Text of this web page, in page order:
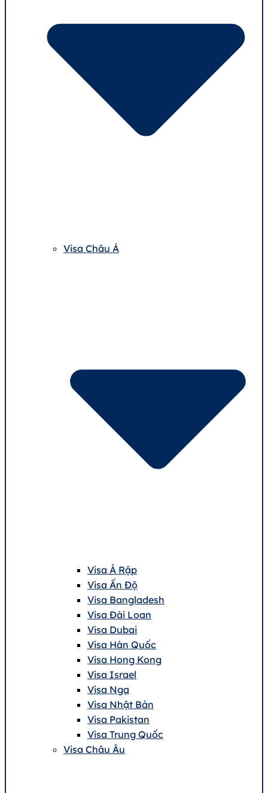
Visa Châu Á
Visa Ả Rập
Visa Ấn Độ
Visa Bangladesh
Visa Đài Loan
Visa Dubai
Visa Hàn Quốc
Visa Hong Kong
Visa Israel
Visa Nga
Visa Nhật Bản
Visa Pakistan
Visa Trung Quốc
Visa Châu Âu